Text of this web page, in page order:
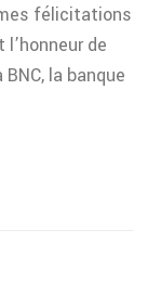
félicitations
de
la banque